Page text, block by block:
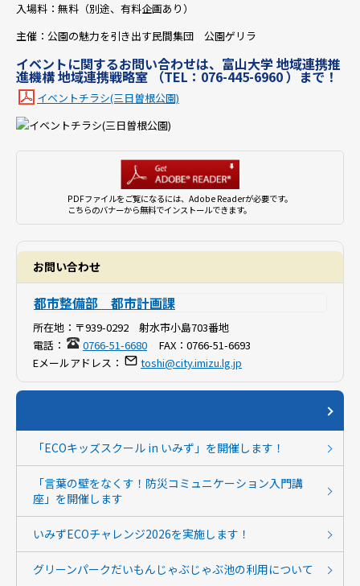
入場料：無料（別途、有料企画あり）
主催：公園の魅力を引き出す民間集団 公園ゲリラ
イベントに関するお問い合わせは、富山大学 地域連携推
進機構 地域連携戦略室 （TEL：076-445-6960 ）まで！
イベントチラシ(三日曽根公園)
PDFファイルをご覧になるには、Adobe Readerが必要です。
こちらのバナーから無料でインストールできます。
お問い合わせ
都市整備部 都市計画課
所在地： 〒939-0292 射水市小島703番地
電話：
0766-51-6680 FAX： 0766-51-6693
Eメールアドレス：
toshi@city.imizu.lg.jp
「ECOキッズスクール in いみず」を開催します！
「言葉の壁をなくす！防災コミュニケーション入門講
座」を開催します
いみずECOチャレンジ2026を実施します！
グリーンパークだいもんじゃぶじゃぶ池の利用について